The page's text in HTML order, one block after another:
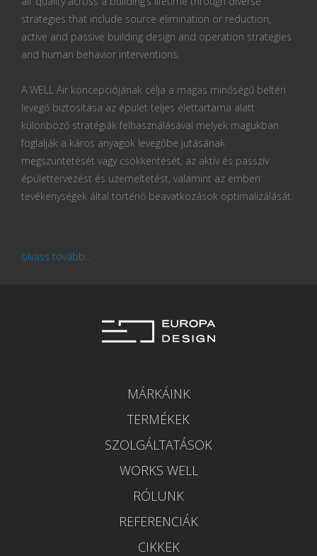
strategies that include source elimination or reduction,
active and passive building design and operation strategies
and human behavior interventions.
A WELL Air koncepciójának célja a magas minőségű beltéri
levegő biztosítása az épület teljes élettartama alatt
különböző stratégiák felhasználásával melyek magukban
foglalják a káros anyagok levegőbe jutásának
megszüntetését vagy csökkentését, az aktív és passzív
épülettervezést és üzemeltetést, valamint az emberi
tevékenységek által történő beavatkozások optimalizálását.
olvass tovább...
MÁRKÁINK
TERMÉKEK
SZOLGÁLTATÁSOK
WORKS WELL
RÓLUNK
REFERENCIÁK
CIKKEK